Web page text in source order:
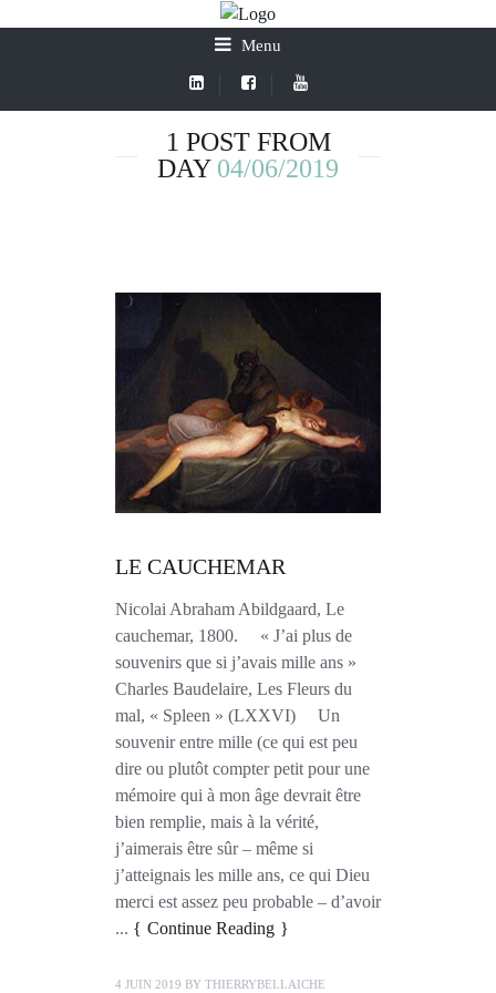
Menu
1 POST FROM
DAY 04/06/2019
LE CAUCHEMAR
Nicolai Abraham Abildgaard, Le
cauchemar, 1800. « J’ai plus de
souvenirs que si j’avais mille ans »
Charles Baudelaire, Les Fleurs du
mal, « Spleen » (LXXVI) Un
souvenir entre mille (ce qui est peu
dire ou plutôt compter petit pour une
mémoire qui à mon âge devrait être
bien remplie, mais à la vérité,
j’aimerais être sûr – même si
j’atteignais les mille ans, ce qui Dieu
merci est assez peu probable – d’avoir
...
Continue Reading
4 JUIN 2019 BY THIERRYBELLAICHE